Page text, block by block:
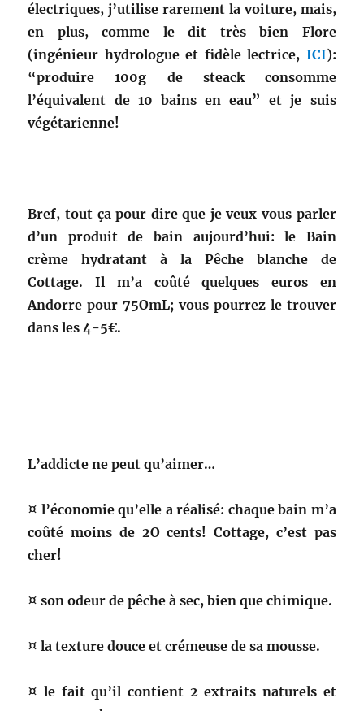
électriques, j’utilise rarement la voiture, mais,
en plus, comme le dit très bien Flore
(ingénieur hydrologue et fidèle lectrice, ICI):
“produire 100g de steack consomme
l’équivalent de 10 bains en eau” et je suis
végétarienne!
Bref, tout ça pour dire que je veux vous parler
d’un produit de bain aujourd’hui: le Bain
crème hydratant à la Pêche blanche de
Cottage. Il m’a coûté quelques euros en
Andorre pour 75OmL; vous pourrez le trouver
dans les 4-5€.
L’addicte ne peut qu’aimer…
¤ l’économie qu’elle a réalisé: chaque bain m’a
coûté moins de 2O cents! Cottage, c’est pas
cher!
¤ son odeur de pêche à sec, bien que chimique.
¤ la texture douce et crémeuse de sa mousse.
¤ le fait qu’il contient 2 extraits naturels et